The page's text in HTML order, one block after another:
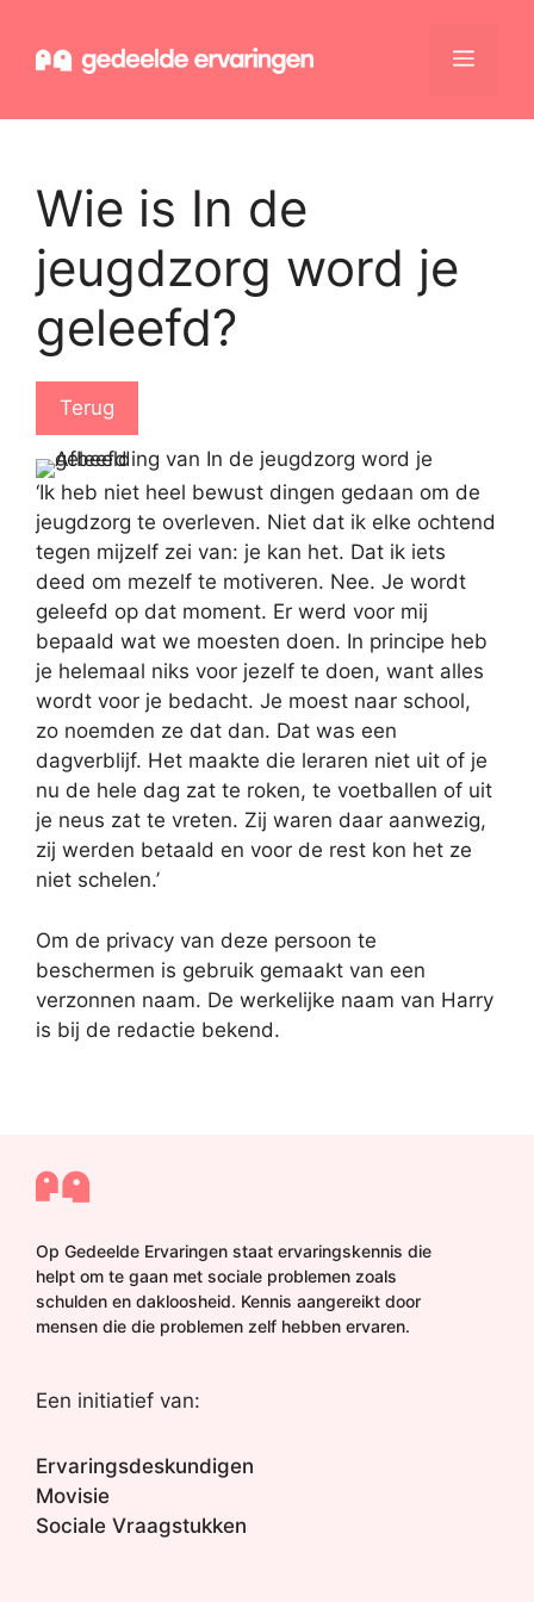
naar
Menu
Wie is In de
jeugdzorg word je
geleefd?
Terug
‘Ik heb niet heel bewust dingen gedaan om de
jeugdzorg te overleven. Niet dat ik elke ochtend
tegen mijzelf zei van: je kan het. Dat ik iets
deed om mezelf te motiveren. Nee. Je wordt
geleefd op dat moment. Er werd voor mij
bepaald wat we moesten doen. In principe heb
je helemaal niks voor jezelf te doen, want alles
wordt voor je bedacht. Je moest naar school,
zo noemden ze dat dan. Dat was een
dagverblijf. Het maakte die leraren niet uit of je
nu de hele dag zat te roken, te voetballen of uit
je neus zat te vreten. Zij waren daar aanwezig,
zij werden betaald en voor de rest kon het ze
niet schelen.’
Om de privacy van deze persoon te
beschermen is gebruik gemaakt van een
verzonnen naam. De werkelijke naam van Harry
is bij de redactie bekend.
Op Gedeelde Ervaringen staat ervaringskennis die
helpt om te gaan met sociale problemen zoals
schulden en dakloosheid. Kennis aangereikt door
mensen die die problemen zelf hebben ervaren.
Een initiatief van:
Ervaringsdeskundigen
Movisie
Sociale Vraagstukken